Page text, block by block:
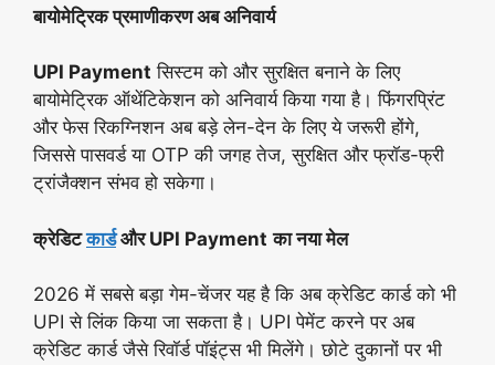
बायोमेट्रिक प्रमाणीकरण अब अनिवार्य
UPI Payment सिस्टम को और सुरक्षित बनाने के लिए
बायोमेट्रिक ऑथेंटिकेशन को अनिवार्य किया गया है। फिंगरप्रिंट
और फेस रिकग्निशन अब बड़े लेन-देन के लिए ये जरूरी होंगे,
जिससे पासवर्ड या OTP की जगह तेज, सुरक्षित और फ्रॉड-फ्री
ट्रांजैक्शन संभव हो सकेगा।
क्रेडिटकार्डऔरUPI Payment का नया मेल
2026 में सबसे बड़ा गेम-चेंजर यह है कि अब क्रेडिट कार्ड को भी
UPI से लिंक किया जा सकता है। UPI पेमेंट करने पर अब
क्रेडिट कार्ड जैसे रिवॉर्ड पॉइंट्स भी मिलेंगे। छोटे दुकानों पर भी